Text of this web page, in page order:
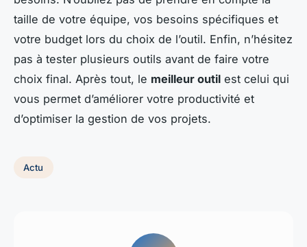
taille de votre équipe, vos besoins spécifiques et
votre budget lors du choix de l’outil. Enfin, n’hésitez
pas à tester plusieurs outils avant de faire votre
choix final. Après tout, le meilleur outil est celui qui
vous permet d’améliorer votre productivité et
d’optimiser la gestion de vos projets.
Actu